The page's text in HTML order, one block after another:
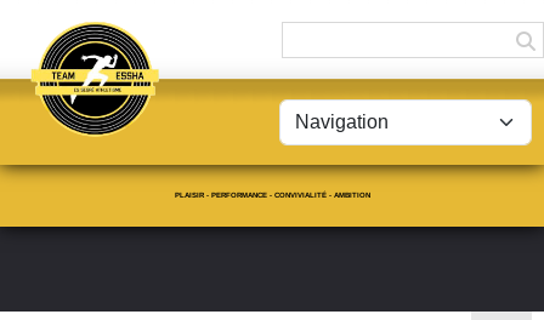
PLAISIR - PERFORMANCE - CONVIVIALITÉ - AMBITION